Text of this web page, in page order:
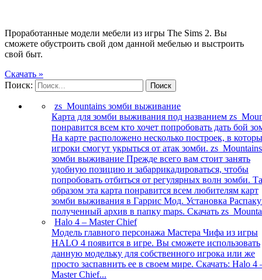
Проработанные модели мебели из игры The Sims 2. Вы
сможете обустроить свой дом данной мебелью и выстроить
свой быт.
Скачать »
Поиск:
Поиск
zs_Mountains зомби выживание
Карта для зомби выживания под названием
понравится всем кто хочет попробовать дать бой
На карте расположено несколько построек, в
игроки смогут укрыться от атак зомби. zs_Mountains
зомби выживание Прежде всего вам стоит занять
удобную позицию и забаррикадироваться, чтобы
попробовать отбиться от регулярных волн зомби.
образом эта карта понравится всем любителям карт
зомби выживания в Гаррис Мод. Установка
полученный архив в папку maps. Скачать
Halo 4 – Master Chief
Модель главного персонажа Мастера Чифа из игры
HALO 4 появится в игре. Вы сможете использовать
данную модельку для собственного игрока или же
просто заспавнить ее в своем мире. Скачать: Halo 4
Master Chief...